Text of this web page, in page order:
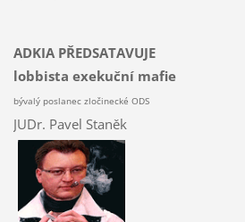
ADKIA PŘEDSATAVUJE
lobbista exekuční mafie
bývalý poslanec zločinecké ODS
JUDr. Pavel Staněk